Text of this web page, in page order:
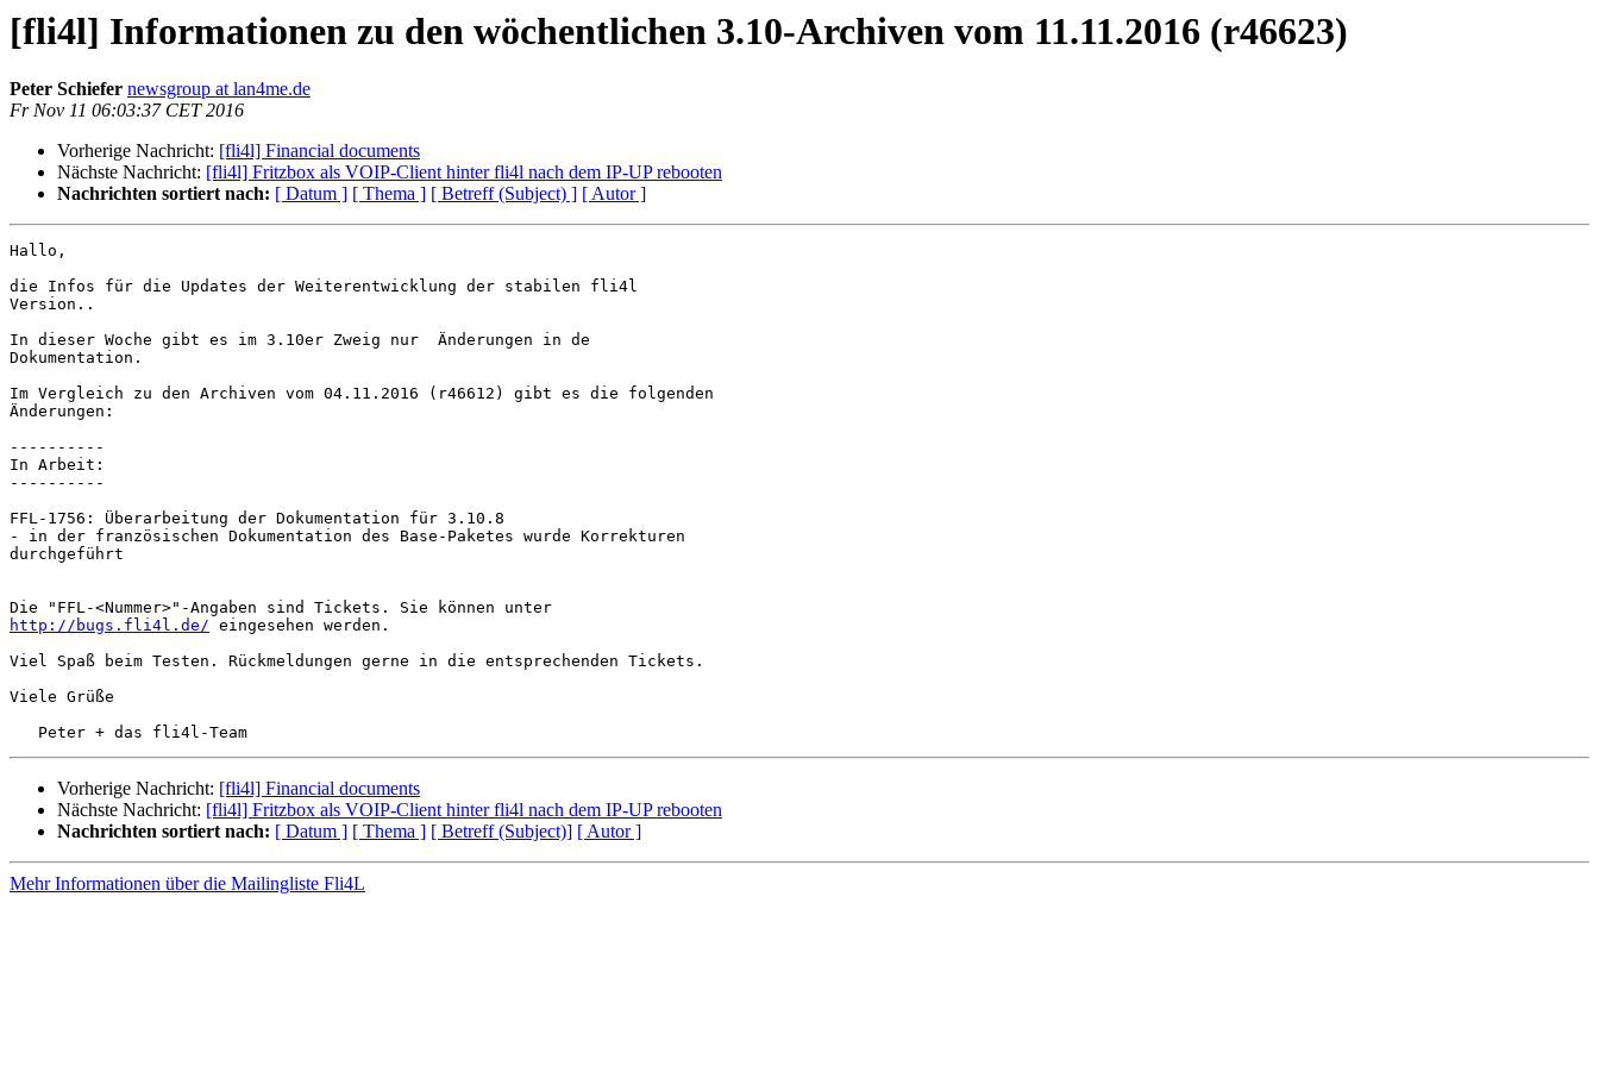
[fli4l] Informationen zu den wöchentlichen 3.10-Archiven vom 11.11.2016 (r46623)
Peter Schiefer newsgroup at lan4me.de
Fr Nov 11 06:03:37 CET 2016
Vorherige Nachricht: [fli4l] Financial documents
Nächste Nachricht: [fli4l] Fritzbox als VOIP-Client hinter fli4l nach dem IP-UP rebooten
Nachrichten sortiert nach: [ Datum ] [ Thema ] [ Betreff (Subject) ] [ Autor ]
Hallo,
die Infos für die Updates der Weiterentwicklung der stabilen fli4l
Version..
In dieser Woche gibt es im 3.10er Zweig nur  Änderungen in de
Dokumentation.
Im Vergleich zu den Archiven vom 04.11.2016 (r46612) gibt es die folgenden
Änderungen:
----------
In Arbeit:
----------
FFL-1756: Überarbeitung der Dokumentation für 3.10.8
- in der französischen Dokumentation des Base-Paketes wurde Korrekturen
durchgeführt
http://bugs.fli4l.de/ eingesehen werden.
Viel Spaß beim Testen. Rückmeldungen gerne in die entsprechenden Tickets.
Viele Grüße
Vorherige Nachricht: [fli4l] Financial documents
Nächste Nachricht: [fli4l] Fritzbox als VOIP-Client hinter fli4l nach dem IP-UP rebooten
Nachrichten sortiert nach: [ Datum ] [ Thema ] [ Betreff (Subject)] [ Autor ]
Mehr Informationen über die Mailingliste Fli4L